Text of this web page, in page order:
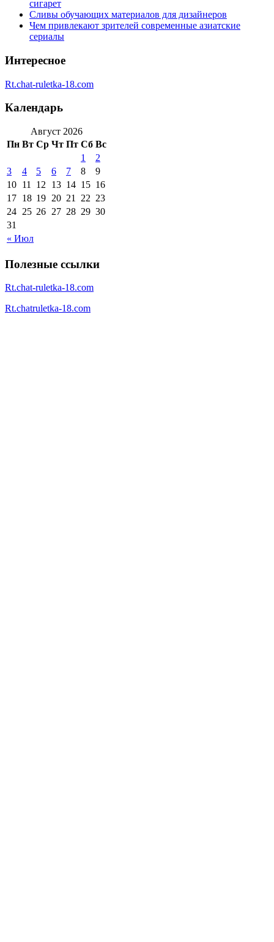
сигарет
Сливы обучающих материалов для дизайнеров
Чем привлекают зрителей современные азиатские
сериалы
Интересное
Rt.chat-ruletka-18.com
Календарь
Август 2026
Пн Вт Ср Чт Пт Сб Вс
« Июл
1
2
3
4 5 6 7 8
9
10 11 12 13 14 15 16
17 18 19 20 21 22 23
24 25 26 27 28 29 30
31
Полезные ссылки
Rt.chat-ruletka-18.com
Rt.chatruletka-18.com